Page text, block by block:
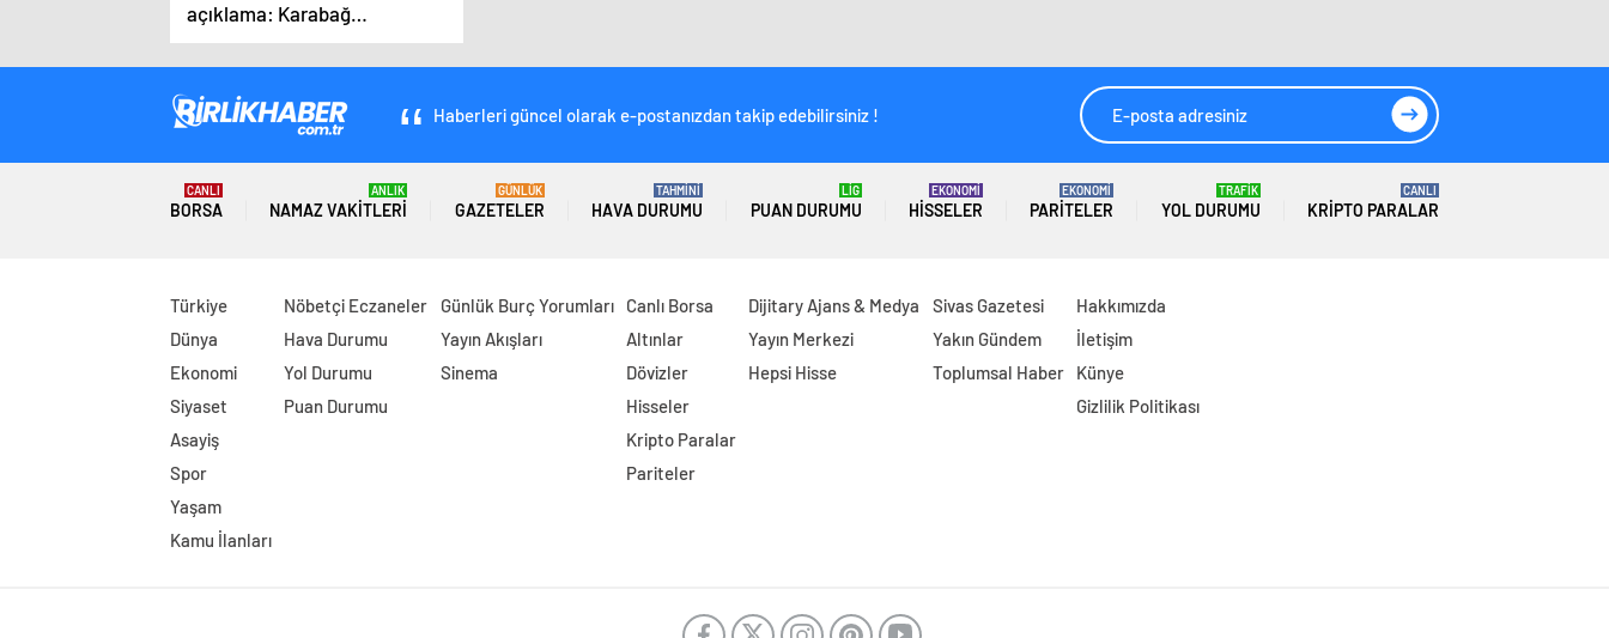
açıklama: Karabağ
Azerbaycan’ın ayrılmaz bir
parçasıdır!
Haberleri güncel olarak e-postanızdan takip edebilirsiniz !
BORSA
CANLI
NAMAZ VAKITLERI
ANLIK
GAZETELER
GÜNLÜK
HAVA DURUMU
TAHMİNİ
PUAN DURUMU
LİG
HISSELER
EKONOMİ
PARITELER
EKONOMİ
YOL DURUMU
TRAFİK
KRIPTO PARALAR
CANLI
Türkiye
Dünya
Ekonomi
Siyaset
Asayiş
Spor
Yaşam
Kamu İlanları
Nöbetçi Eczaneler
Hava Durumu
Yol Durumu
Puan Durumu
Günlük Burç Yorumları
Yayın Akışları
Sinema
Canlı Borsa
Altınlar
Dövizler
Hisseler
Kripto Paralar
Pariteler
Dijitary Ajans & Medya
Yayın Merkezi
Hepsi Hisse
Sivas Gazetesi
Yakın Gündem
Toplumsal Haber
Hakkımızda
İletişim
Künye
Gizlilik Politikası